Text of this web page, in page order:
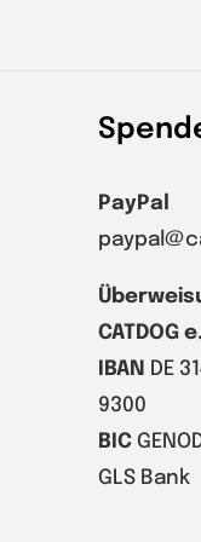
PayPal
CATDOG
IBAN
DE
9300
BIC
GLS Bank